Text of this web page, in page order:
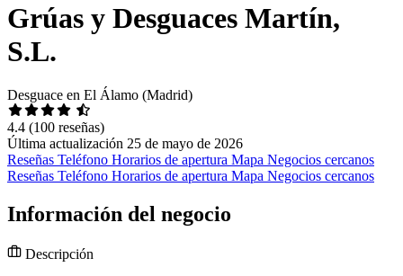
Grúas y Desguaces Martín,
S.L.
Desguace en El Álamo (Madrid)
4.4 (100 reseñas)
Última actualización 25 de mayo de 2026
Reseñas Teléfono Horarios de apertura Mapa Negocios cercanos
Reseñas Teléfono Horarios de apertura Mapa Negocios cercanos
Información del negocio
Descripción